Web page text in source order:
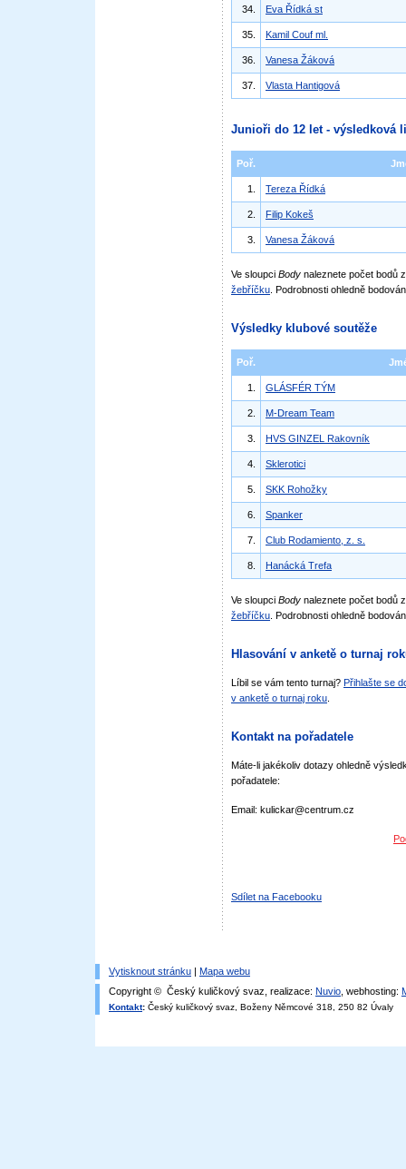
34. Eva Řídká st
35. Kamil Couf ml.
36. Vanesa Žáková
37. Vlasta Hantigová
Junioři do 12 let - výsledková
Poř.
1. Tereza Řídká
2. Filip Kokeš
3. Vanesa Žáková
Ve sloupci Body naleznete počet bodů
žebříčku . Podrobnosti ohledně
Výsledky klubové soutěže
Poř.
1. GLÁSFÉR TÝM
2. M-Dream Team
3. HVS GINZEL Rakovník
4. Sklerotici
5. SKK Rohožky
6. Spanker
7. Club Rodamiento, z. s.
8. Hanácká Trefa
Ve sloupci Body naleznete počet bodů
žebříčku . Podrobnosti ohledně
Hlasování v anketě o turnaj
Líbil se vám tento turnaj? Přihlašte se
v anketě o turnaj roku
Kontakt na pořadatele
Máte-li jakékoliv dotazy ohledně
pořadatele:
Email: kulickar@centrum.cz
Sdílet na Facebooku
Vytisknout stránku | Mapa webu
Copyright © Český kuličkový svaz, realizace: Nuvio , webhosting:
Kontakt: Český kuličkový svaz, Boženy Němcové 318, 250 82 Úvaly